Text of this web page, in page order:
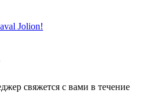
Jolion!
свяжется с вами в течение